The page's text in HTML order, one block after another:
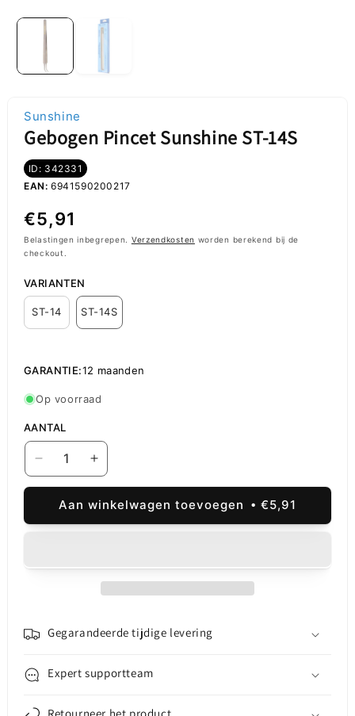
Sunshine
Gebogen Pincet Sunshine ST-14S
ID: 342331
EAN: 6941590200217
Normale
prijs
€5,91
Belastingen inbegrepen. Verzendkosten worden berekend bij de
checkout.
VARIANTEN
ST-14 ST-14S
GARANTIE:12 maanden
Op voorraad
AANTAL
Aantal
verlagen
voor
Gebogen
ST-
Aantal
verhogen
voor
Gebogen
ST-
14S
Aan winkelwagen toevoegen €5,91
Gegarandeerde tijdige levering
Expert supportteam
Retourneer het product